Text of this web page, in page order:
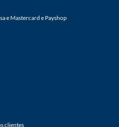
e Mastercard e Payshop
clientes